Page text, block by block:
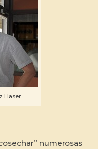
Llaser.
numerosas